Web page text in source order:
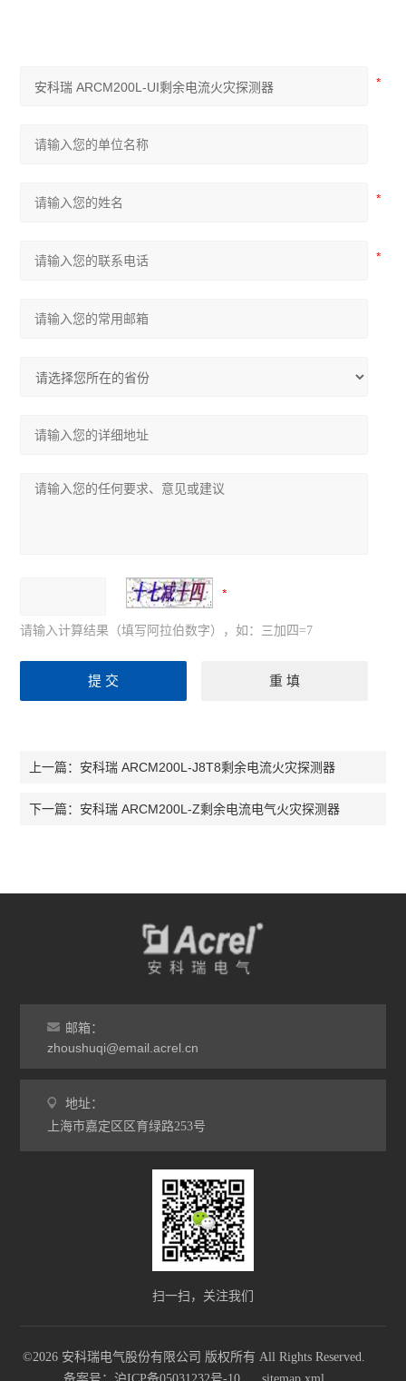
请输入计算结果（填写阿拉伯数字），如：三加四=7
上一篇： 安科瑞 ARCM200L-J8T8剩余电流火灾探测器
下一篇： 安科瑞 ARCM200L-Z剩余电流电气火灾探测器
邮箱：
zhoushuqi@email.acrel.cn
地址：
上海市嘉定区区育绿路253号
扫一扫，关注我们
©2026 安科瑞电气股份有限公司 版权所有 All Rights Reserved.